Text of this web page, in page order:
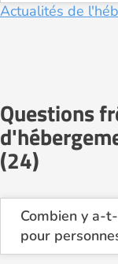
Actualités de
Questions
(24)
Combien y a-
pour
Sur Logement-